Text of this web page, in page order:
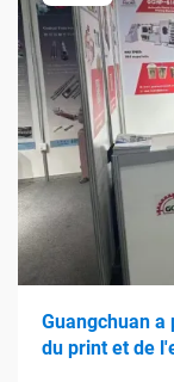
Guangchuan
du print et de